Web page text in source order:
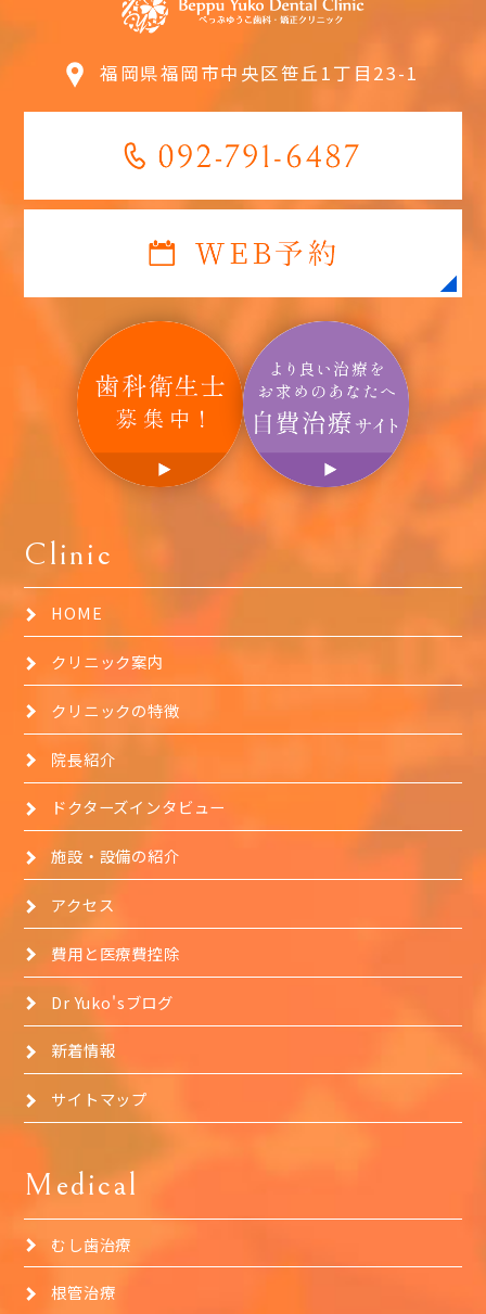
福岡県福岡市中央区笹丘1丁目23-1
Clinic
HOME
クリニック案内
クリニックの特徴
院長紹介
ドクターズインタビュー
施設・設備の紹介
アクセス
費用と医療費控除
Dr Yuko'sブログ
新着情報
サイトマップ
Medical
むし歯治療
根管治療